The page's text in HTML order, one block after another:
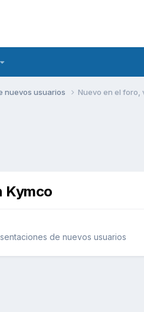
nuevos usuarios Nuevo en el foro,
Kymco
de nuevos usuarios